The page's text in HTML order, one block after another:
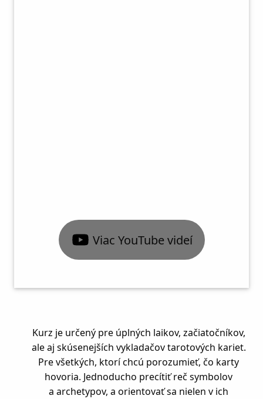
Viac YouTube videí
Kurz je určený pre úplných laikov, začiatočníkov,
ale aj skúsenejších vykladačov tarotových kariet.
Pre všetkých, ktorí chcú porozumieť, čo karty
hovoria. Jednoducho precítiť reč symbolov
a archetypov, a orientovať sa nielen v ich